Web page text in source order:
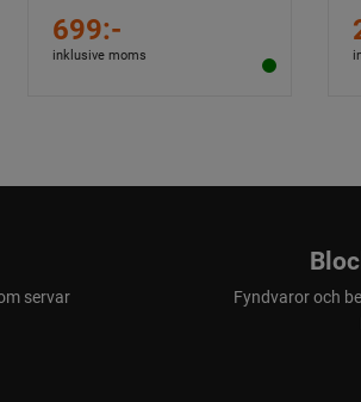
699:-
inklusive moms
servar
Fyndvaror och